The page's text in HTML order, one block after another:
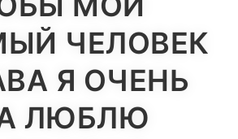
ЧЕЛОВЕК
Я ОЧЕНЬ
ЛЮБЛЮ